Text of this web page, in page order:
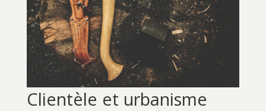
Clientèle et urbanisme